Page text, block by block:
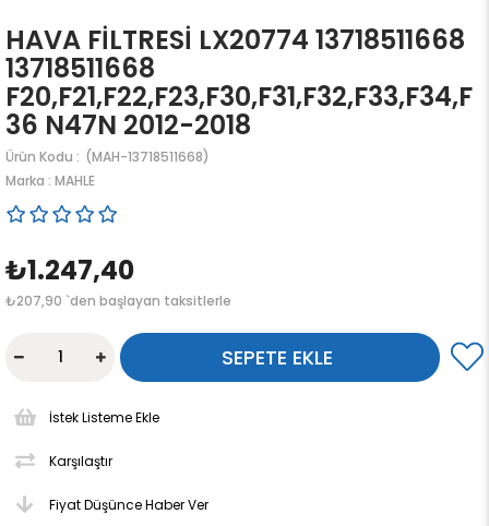
HAVA FİLTRESİ LX20774 13718511668
13718511668
F20,F21,F22,F23,F30,F31,F32,F33,F34,F
36 N47N 2012-2018
(MAH-13718511668)
Marka : MAHLE
₺1.247,40
₺207,90 `den başlayan taksitlerle
İstek Listeme Ekle
Karşılaştır
Fiyat Düşünce Haber Ver